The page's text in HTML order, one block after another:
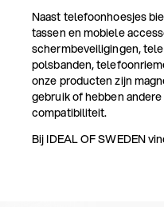
Naast telefoonhoesjes
tassen en mobiele
schermbeveiligingen,
polsbanden,
onze producten zijn
gebruik of hebben
compatibiliteit.
Bij IDEAL OF SWEDEN